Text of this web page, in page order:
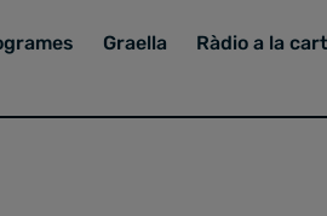
Graella Ràdio a la